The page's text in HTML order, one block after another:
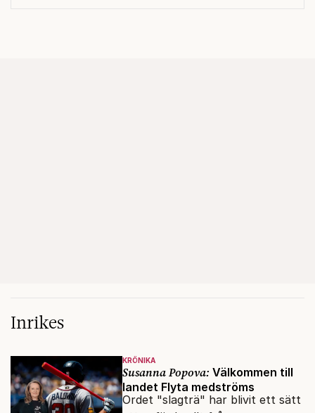
Inrikes
KRÖNIKA
Susanna Popova: Välkommen till
landet Flyta medströms
Ordet "slagträ" har blivit ett sätt